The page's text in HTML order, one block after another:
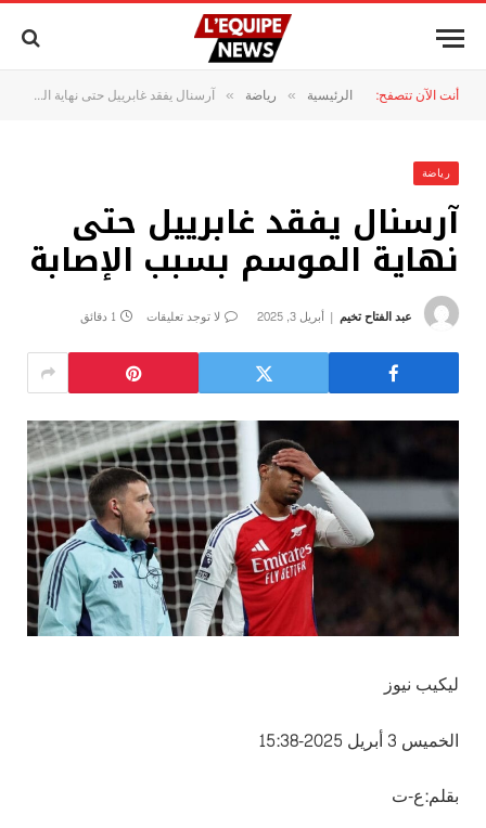
أنت الآن تتصفح: الرئيسية » رياضة » آرسنال يفقد غابرييل حتى نهاية الموسم بسبب الإصابة
رياضة
آرسنال يفقد غابرييل حتى
نهاية الموسم بسبب الإصابة
عبد الفتاح تخيم أبريل 3, 2025 لا توجد تعليقات 1 دقائق
ليكيب نيوز
الخميس 3 أبريل 2025-15:38
بقلم:ع-ت